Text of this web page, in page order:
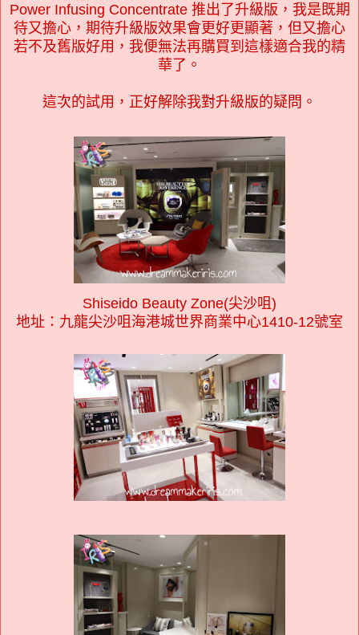
Power Infusing Concentrate 推出了升級版，我是既期
待又擔心，期待升級版效果會更好更顯著，但又擔心
若不及舊版好用，我便無法再購買到這樣適合我的精
華了。
這次的試用，正好解除我對升級版的疑問。
Shiseido Beauty Zone(尖沙咀)
地址：九龍尖沙咀海港城世界商業中心1410-12號室